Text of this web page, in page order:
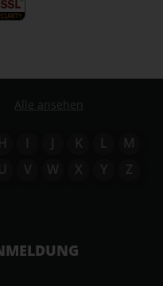
Alle ansehen
H I J K L
M
U V W X Y Z